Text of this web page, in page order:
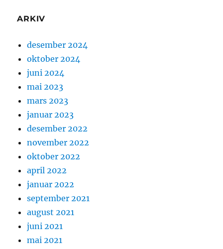
ARKIV
desember 2024
oktober 2024
juni 2024
mai 2023
mars 2023
januar 2023
desember 2022
november 2022
oktober 2022
april 2022
januar 2022
september 2021
august 2021
juni 2021
mai 2021